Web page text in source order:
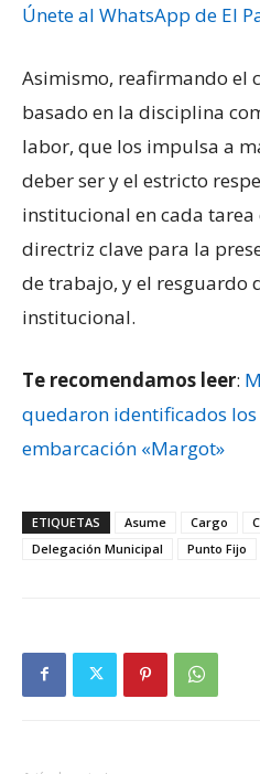
Únete al WhatsApp de El
Asimismo, reafirmando el
basado en la disciplina
labor, que los impulsa a
deber ser y el estricto
institucional en cada
directriz clave para la
de trabajo, y el resguardo
institucional.
Te recomendamos leer:
quedaron identificados
embarcación «Margot»
ETIQUETAS Asume Cargo
Delegación Municipal
Punto Fijo